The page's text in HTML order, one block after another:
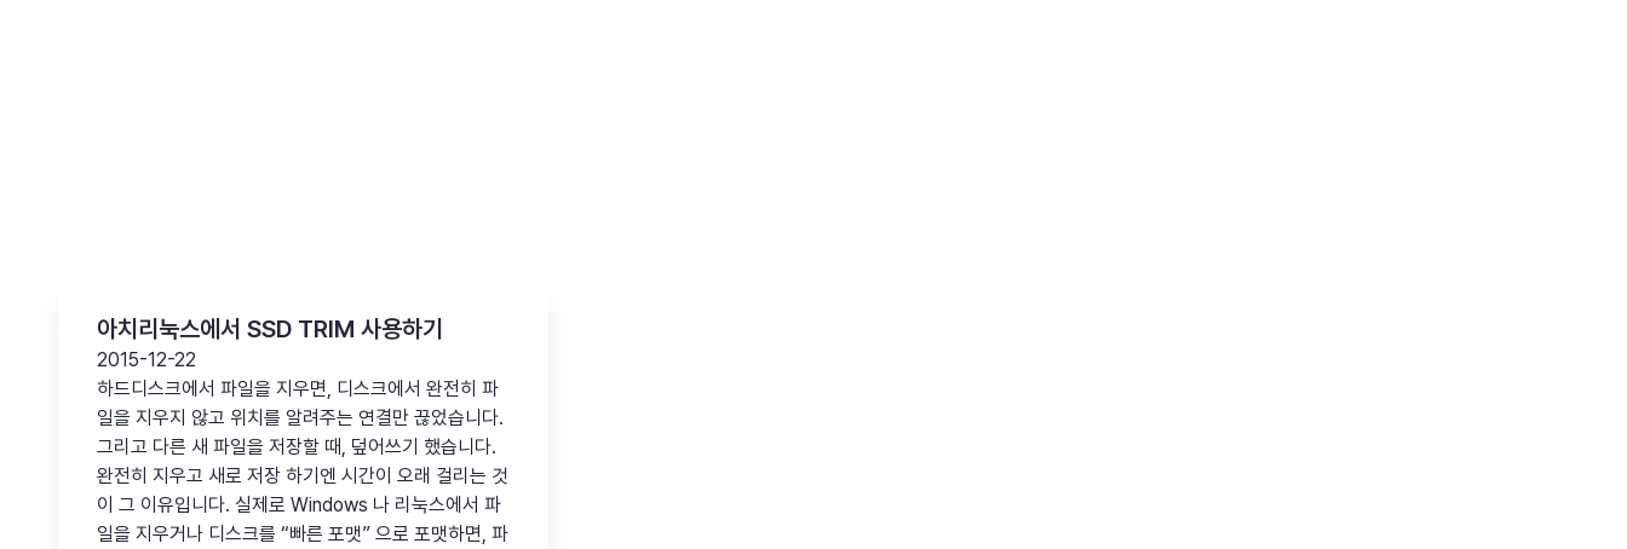
아치리눅스에서 SSD TRIM 사용하기
2015-12-22
하드디스크에서 파일을 지우면, 디스크에서 완전히 파
일을 지우지 않고 위치를 알려주는 연결만 끊었습니다.
그리고 다른 새 파일을 저장할 때, 덮어쓰기 했습니다.
완전히 지우고 새로 저장 하기엔 시간이 오래 걸리는 것
이 그 이유입니다. 실제로 Windows 나 리눅스에서 파
일을 지우거나 디스크를 “빠른 포맷” 으로 포맷하면, 파